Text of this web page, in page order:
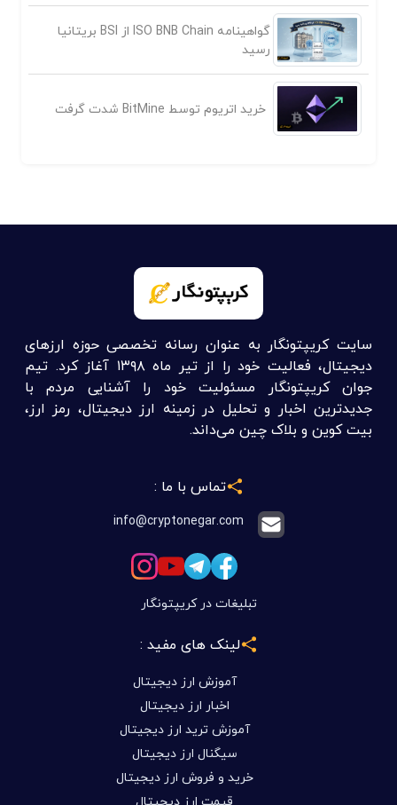
گواهینامه ISO BNB Chain از BSI بریتانیا
رسید
خرید اتریوم توسط BitMine شدت گرفت
سایت کریپتونگار به عنوان رسانه تخصصی حوزه ارزهای
دیجیتال، فعالیت خود را از تیر ماه ۱۳۹۸ آغاز کرد. تیم
جوان کریپتونگار مسئولیت خود را آشنایی مردم با
جدیدترین اخبار و تحلیل در زمینه ارز دیجیتال، رمز ارز،
بیت کوین و بلاک چین می‌داند.
تماس با ما :
info@cryptonegar.com
تبلیغات در کریپتونگار
لینک های مفید :
آموزش ارز دیجیتال
اخبار ارز دیجیتال
آموزش ترید ارز دیجیتال
سیگنال ارز دیجیتال
خرید و فروش ارز دیجیتال